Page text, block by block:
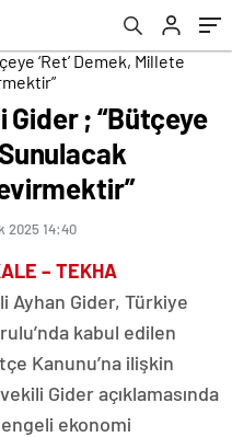
Gider ; “Bütçeye
2025 14:40
– TEKHA
Ayhan Gider, Türkiye
kabul edilen
Kanunu’na ilişkin
Gider açıklamasında
ekonomi